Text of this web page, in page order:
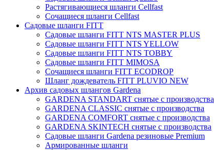
Растягивающиеся шланги Cellfast
Сочащиеся шланги Cellfast
Садовые шланги FITT
Садовые шланги FITT NTS MASTER PLUS
Садовые шланги FITT NTS YELLOW
Садовые шланги FITT NTS TOBBY
Садовые шланги FITT MIMOSA
Сочащиеся шланги FITT ECODROP
Шланг дождеватель FITT PLUVIO NEW
Архив садовых шлангов Gardena
GARDENA STANDART снятые с производства
GARDENA CLASSIC снятые с производства
GARDENA COMFORT снятые с производства
GARDENA SKINTECH снятые с производства
Садовые шланги Gardena резиновые Premium
Армированные шланги